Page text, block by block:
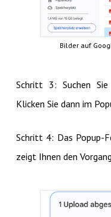
Bilder auf
Schritt 3: Suchen
Klicken Sie dann im
Schritt 4: Das Popup-
zeigt Ihnen den